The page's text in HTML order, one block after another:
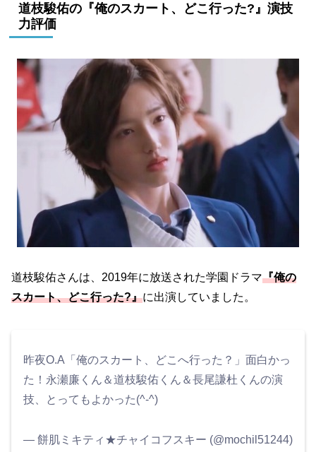
道枝駿佑の『俺のスカート、どこ行った?』演技
力評価
道枝駿佑さんは、2019年に放送された学園ドラマ『俺の
スカート、どこ行った?』に出演していました。
昨夜O.A「俺のスカート、どこへ行った？」面白かっ
た！永瀬廉くん＆道枝駿佑くん＆長尾謙杜くんの演
技、とってもよかった(^-^)
— 餅肌ミキティ★チャイコフスキー (@mochil51244)